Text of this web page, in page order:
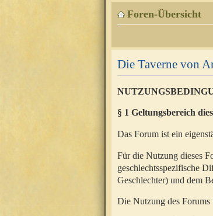
Foren-Übersicht
Die Taverne von
§ 1 Geltungsbereich
Das Forum ist ein
Für die Nutzung dieses
geschlechtsspezifische
Geschlechter) und dem
Die Nutzung des Forums